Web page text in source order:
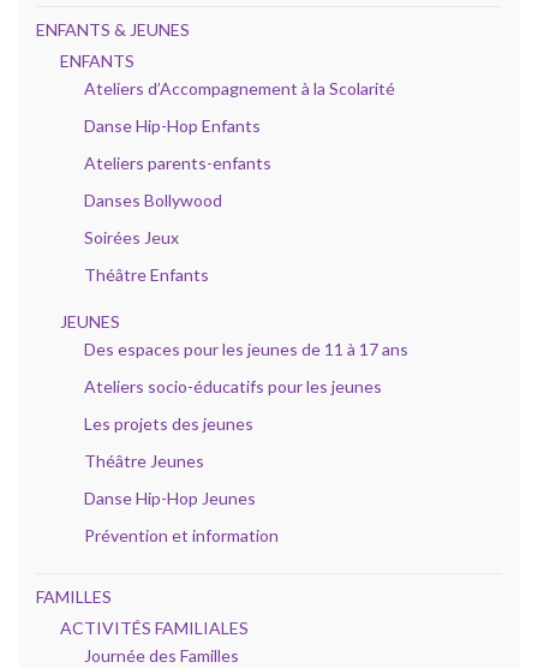
ENFANTS & JEUNES
ENFANTS
Ateliers d’Accompagnement à la Scolarité
Danse Hip-Hop Enfants
Ateliers parents-enfants
Danses Bollywood
Soirées Jeux
Théâtre Enfants
JEUNES
Des espaces pour les jeunes de 11 à 17 ans
Ateliers socio-éducatifs pour les jeunes
Les projets des jeunes
Théâtre Jeunes
Danse Hip-Hop Jeunes
Prévention et information
FAMILLES
ACTIVITÉS FAMILIALES
Journée des Familles